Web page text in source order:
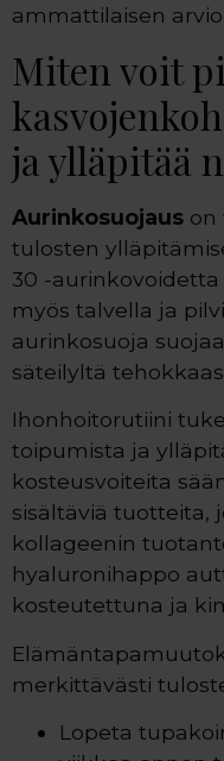
ammattilaisen
Miten voit
ja ylläpitää
Aurinkosuojaus on
tulosten
30 -
myös talvella ja
aurinkosuoja
säteilyltä
Ihonhoitorutiini
toipumista ja
kosteusvoiteita
sisältäviä tuotteita,
kollageenin
hyaluronihappo
kosteutettuna ja
merkittävästi
Lopeta